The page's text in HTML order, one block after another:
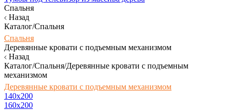
Спальня
Назад
Каталог/Спальня
Спальня
Деревянные кровати с подъемным механизмом
Назад
Каталог/Спальня/Деревянные кровати с подъемным
механизмом
Деревянные кровати с подъемным механизмом
140x200
160х200